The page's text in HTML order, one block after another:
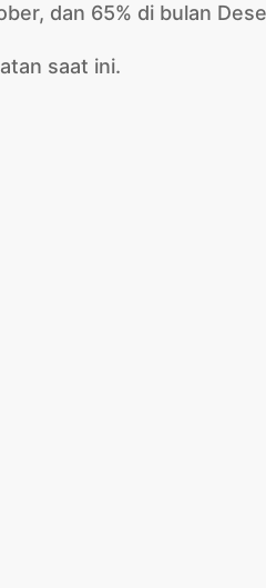
dan 65% di bulan
saat ini.